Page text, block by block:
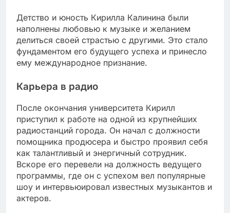
Детство и юность Кирилла Калинина были
наполнены любовью к музыке и желанием
делиться своей страстью с другими. Это стало
фундаментом его будущего успеха и принесло
ему международное признание.
Карьера в радио
После окончания университета Кирилл
приступил к работе на одной из крупнейших
радиостанций города. Он начал с должности
помощника продюсера и быстро проявил себя
как талантливый и энергичный сотрудник.
Вскоре его перевели на должность ведущего
программы, где он с успехом вел популярные
шоу и интервьюировал известных музыкантов и
актеров.